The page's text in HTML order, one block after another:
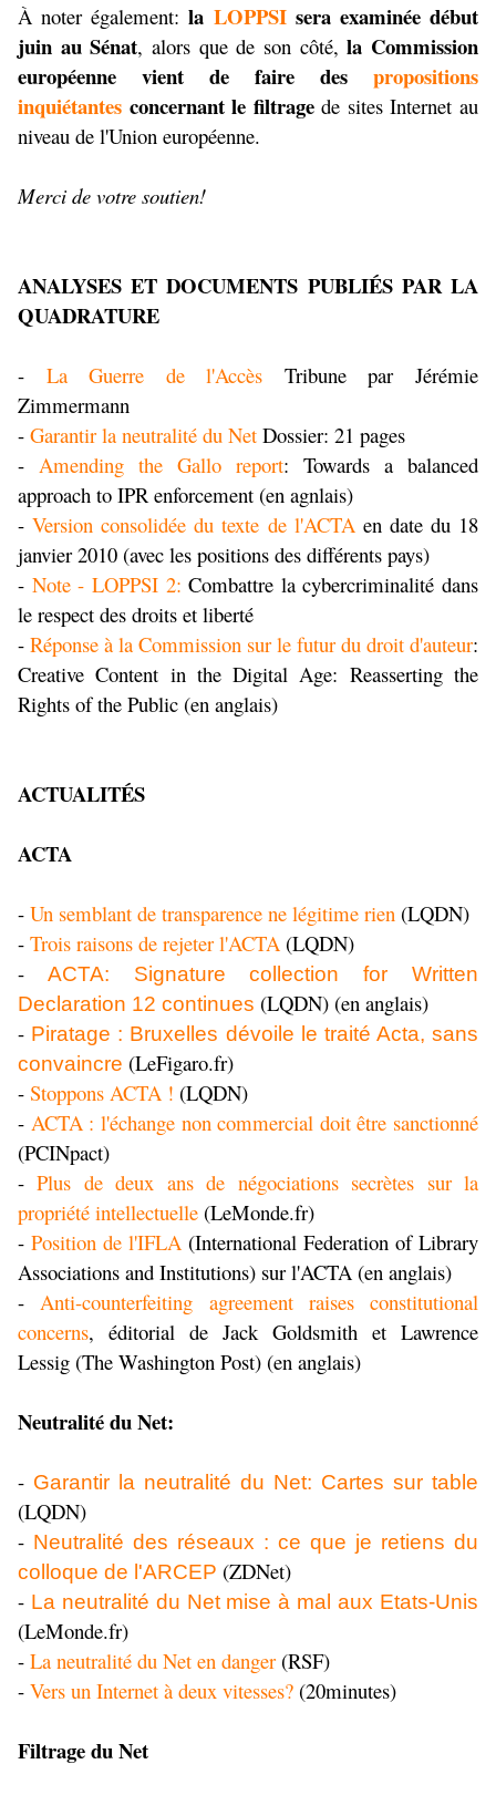
À noter également:la LOPPSI sera examinée début
juin au Sénat, alors que de son côté,la Commission
européenne vient de faire des
propositions
inquiétantes concernant le filtragede sites Internet au
niveau de l'Union européenne.
Merci de votre soutien!
ANALYSES ET DOCUMENTS PUBLIÉS PAR LA
QUADRATURE
- La Guerre de l'Accès Tribune par Jérémie
Zimmermann
- Garantir la neutralité du Net Dossier: 21 pages
- Amending the Gallo report: Towards a balanced
approach to IPR enforcement (en agnlais)
-Version consolidée du texte de l'ACTAen date du 18
janvier 2010 (avec les positions des différents pays)
- Note - LOPPSI 2: Combattre la cybercriminalité dans
le respect des droits et liberté
- Réponse à la Commission sur le futur du droit d'auteur:
Creative Content in the Digital Age: Reasserting the
Rights of the Public (en anglais)
ACTUALITÉS
ACTA
- Un semblant de transparence ne légitime rien (LQDN)
- Trois raisons de rejeter l'ACTA (LQDN)
-
ACTA: Signature collection for Written
Declaration 12 continues (LQDN) (en anglais)
- Piratage : Bruxelles dévoile le traité Acta, sans
convaincre (LeFigaro.fr)
- Stoppons ACTA ! (LQDN)
- ACTA : l'échange non commercial doit être sanctionné
(PCINpact)
-Plus de deux ans de négociations secrètes sur la
propriété intellectuelle (LeMonde.fr)
- Position de l'IFLA (International Federation of Library
Associations and Institutions) sur l'ACTA (en anglais)
-Anti-counterfeiting agreement raises constitutional
concerns, éditorial de Jack Goldsmith et Lawrence
Lessig (The Washington Post) (en anglais)
Neutralité du Net:
- Garantir la neutralité du Net: Cartes sur table
(LQDN)
- Neutralité des réseaux : ce que je retiens du
colloque de l'ARCEP (ZDNet)
- La neutralité du Net mise à mal aux Etats-Unis
(LeMonde.fr)
- La neutralité du Net en danger (RSF)
- Vers un Internet à deux vitesses? (20minutes)
Filtrage du Net